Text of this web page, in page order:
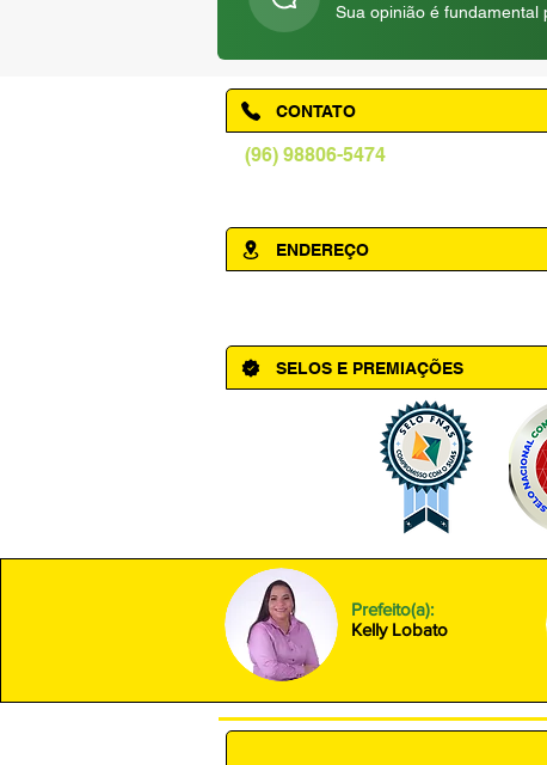
Sua opinião é fundamental
(96) 98806-5474
CONTATO
ENDEREÇO
SELOS E PREMIAÇÕES
Prefeito(a):
Kelly Lobato